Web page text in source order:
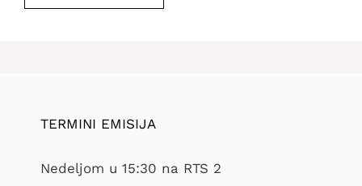
TERMINI EMISIJA
Nedeljom u 15:30 na RTS 2